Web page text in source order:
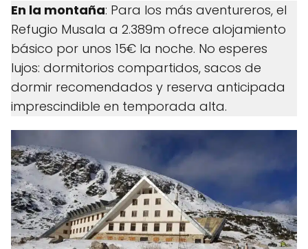
En la montaña: Para los más aventureros, el
Refugio Musala a 2.389m ofrece alojamiento
básico por unos 15€ la noche. No esperes
lujos: dormitorios compartidos, sacos de
dormir recomendados y reserva anticipada
imprescindible en temporada alta.